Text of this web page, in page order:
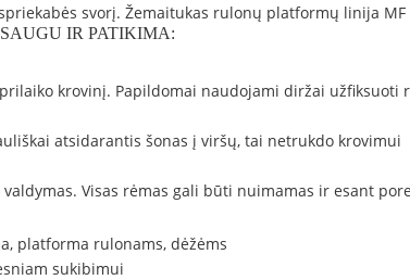
svorį. Žemaitukas rulonų platformų linija
IR PATIKIMA:
krovinį. Papildomai naudojami diržai užfiksuoti
atsidarantis šonas į viršų, tai netrukdo krovimui
Visas rėmas gali būti nuimamas ir esant
sukibimui